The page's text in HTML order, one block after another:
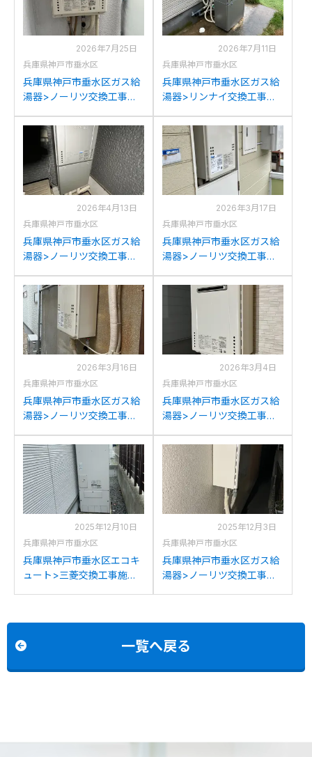
2026年7月25日
兵庫県神戸市垂水区
兵庫県神戸市垂水区ガス給
湯器>ノーリツ交換工事施
1628SAWXからノーリツ
GT-1670SAW-T BLへの交
2026年7月11日
兵庫県神戸市垂水区
兵庫県神戸市垂水区ガス給
湯器>リンナイ交換工事施
GTH243Aからリンナイ
RUF-K2406SAW(A)への交
換
2026年4月13日
兵庫県神戸市垂水区
兵庫県神戸市垂水区ガス給
湯器>ノーリツ交換工事施
C2431SAWXからノーリツ
GT-C2472SAW BLへの交
換
2026年3月17日
兵庫県神戸市垂水区
兵庫県神戸市垂水区ガス給
湯器>ノーリツ交換工事施
からノーリツGQ-1639WS-
1への交換
2026年3月16日
兵庫県神戸市垂水区
兵庫県神戸市垂水区ガス給
湯器>ノーリツ交換工事施
2012WEからノーリツGQ-
2039WS-1への交換
2026年3月4日
兵庫県神戸市垂水区
兵庫県神戸市垂水区ガス給
湯器>ノーリツ交換工事施
2050SAWXからノーリツ
GT-2070SAW BLへの交換
2025年12月10日
兵庫県神戸市垂水区
兵庫県神戸市垂水区エコキ
ュート>三菱交換工事施工
2025年12月3日
兵庫県神戸市垂水区
兵庫県神戸市垂水区ガス給
湯器>ノーリツ交換工事施
一覧へ戻る